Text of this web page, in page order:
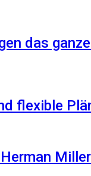
das
flexible